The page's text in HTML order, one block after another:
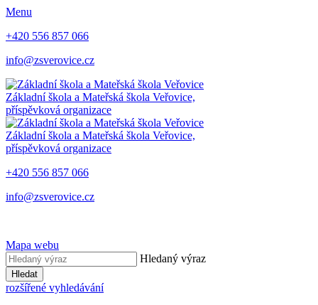
Menu
+420 556 857 066
info@zsverovice.cz
Základní škola a Mateřská škola Veřovice,
příspěvková organizace
Základní škola a Mateřská škola Veřovice,
příspěvková organizace
+420 556 857 066
info@zsverovice.cz
Mapa webu
Hledaný výraz
Hledat
rozšířené vyhledávání